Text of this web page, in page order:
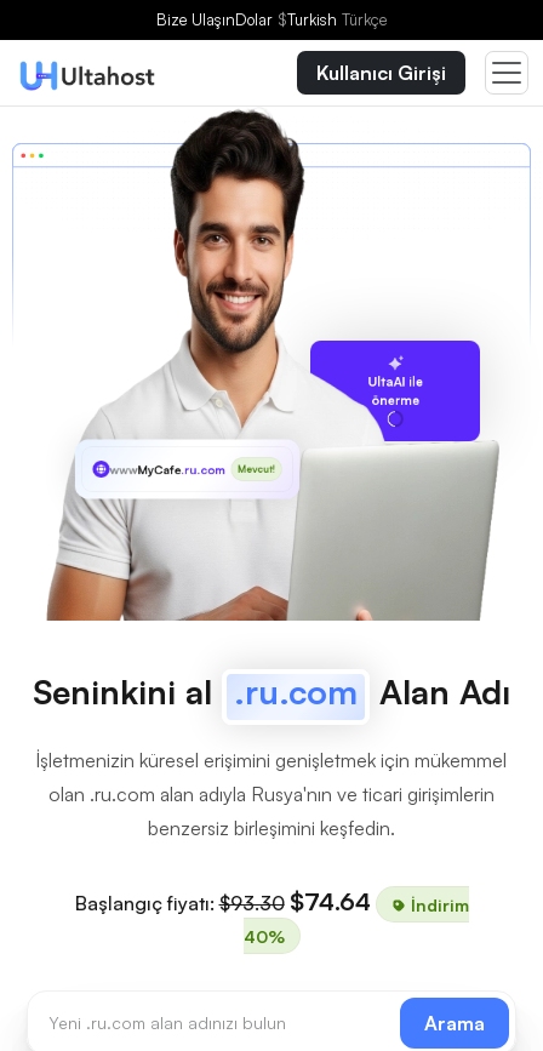
Bize UlaşınDolar $Turkish Türkçe
Kullanıcı Girişi
UltaAI ile
önerme
wwwMyCafe.ru.com Mevcut!
Seninkini al .ru.com Alan Adı
İşletmenizin küresel erişimini genişletmek için mükemmel
olan .ru.com alan adıyla Rusya'nın ve ticari girişimlerin
benzersiz birleşimini keşfedin.
Başlangıç fiyatı:$93.30 $74.64
İndirim
40%
Arama